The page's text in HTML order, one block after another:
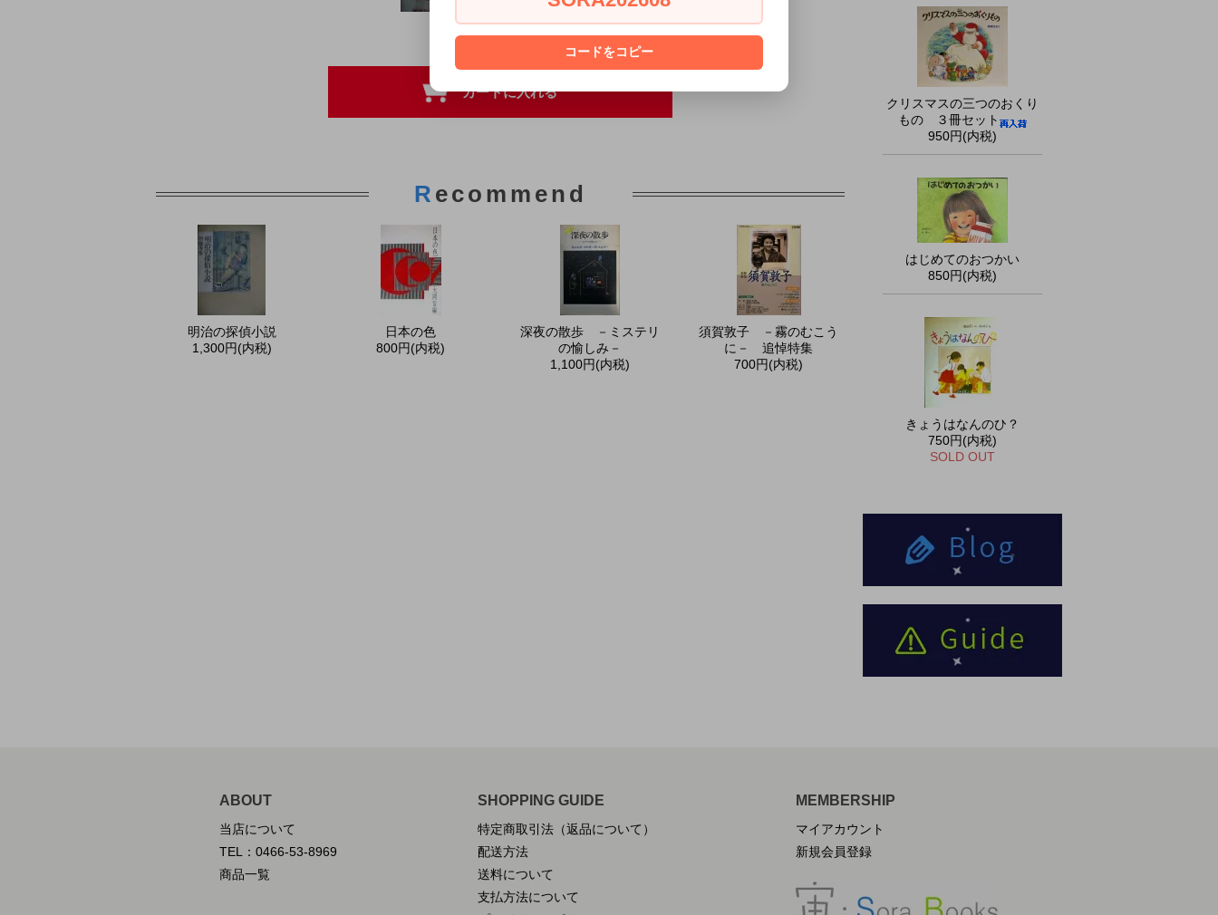
R ecommend
明治の探偵小説
1,300円(内税)
日本の色
800円(内税)
深夜の散歩 －ミステリ
の愉しみ－
1,100円(内税)
須賀敦子 －霧のむこう
に－ 追悼特集
700円(内税)
クリスマスの三つのおくり
もの ３冊セット
950円(内税)
はじめてのおつかい
850円(内税)
きょうはなんのひ？
750円(内税)
SOLD OUT
ABOUT
当店について
TEL：0466-53-8969
商品一覧
SHOPPING GUIDE
特定商取引法（返品について）
配送方法
送料について
支払方法について
MEMBERSHIP
マイアカウント
新規会員登録
コードをコピー